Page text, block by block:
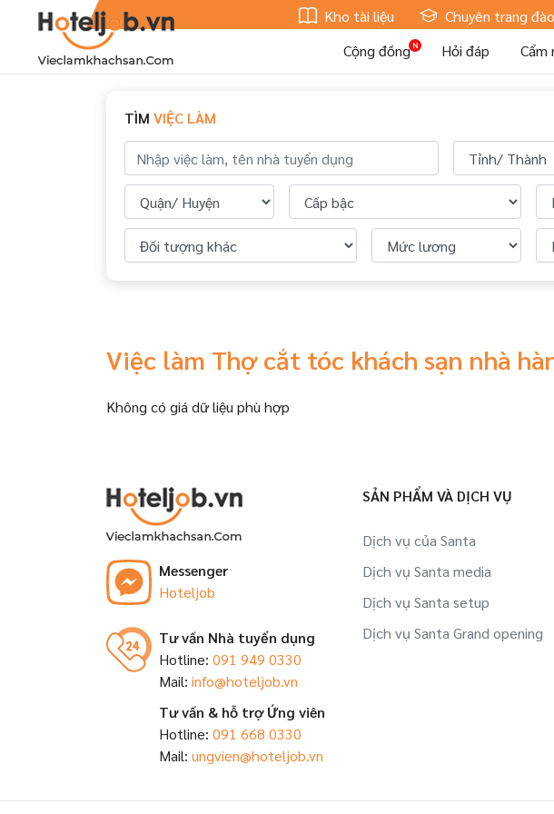
Kho tài liệu Chuyên trang
Cộng đồng
Hỏi đáp Cẩm
TÌM VIỆC LÀM
Việc làm Thợ cắt tóc khách sạn nhà
Không có giá dữ liệu phù hợp
Messenger
Hoteljob
Tư vấn Nhà tuyển dụng
Hotline: 091 949 0330
Mail: info@hoteljob.vn
Tư vấn & hỗ trợ Ứng viên
Hotline: 091 668 0330
Mail: ungvien@hoteljob.vn
SẢN PHẨM VÀ DỊCH VỤ
Dịch vụ của Santa
Dịch vụ Santa media
Dịch vụ Santa setup
Dịch vụ Santa Grand opening